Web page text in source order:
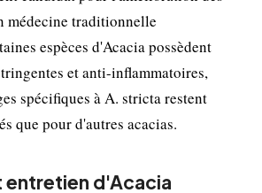
médecine traditionnelle
espèces d'Acacia possèdent
et anti-inflammatoires,
spécifiques à A. stricta restent
que pour d'autres acacias.
entretien d'Acacia